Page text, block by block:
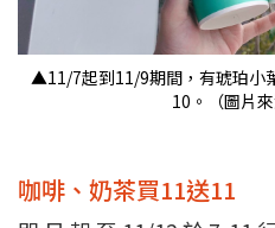
▲11/7起到11/9期間，有琥珀小
10。（圖片來
咖啡、奶茶買11送11